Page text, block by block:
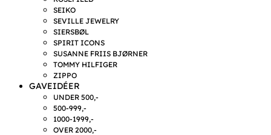
SEIKO
SEVILLE JEWELRY
SIERSBØL
SPIRIT ICONS
SUSANNE FRIIS BJØRNER
TOMMY HILFIGER
ZIPPO
GAVEIDÉER
UNDER 500,-
500-999,-
1000-1999,-
OVER 2000,-